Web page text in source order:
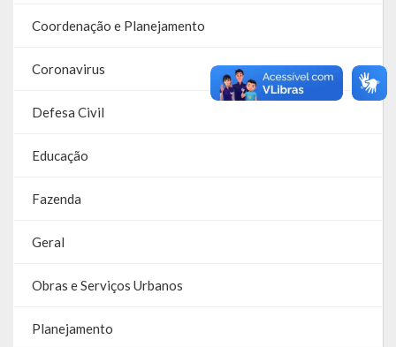
Licitações e Leilões
Diário Oficial
Coordenação e Planejamento
Coronavirus
Defesa Civil
Educação
Fazenda
Geral
Obras e Serviços Urbanos
Planejamento